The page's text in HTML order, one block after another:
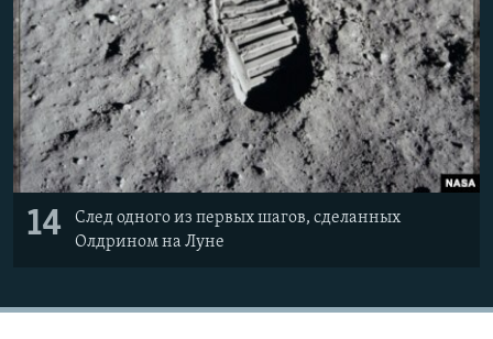
14
След одного из первых шагов, сделанных
Олдрином на Луне